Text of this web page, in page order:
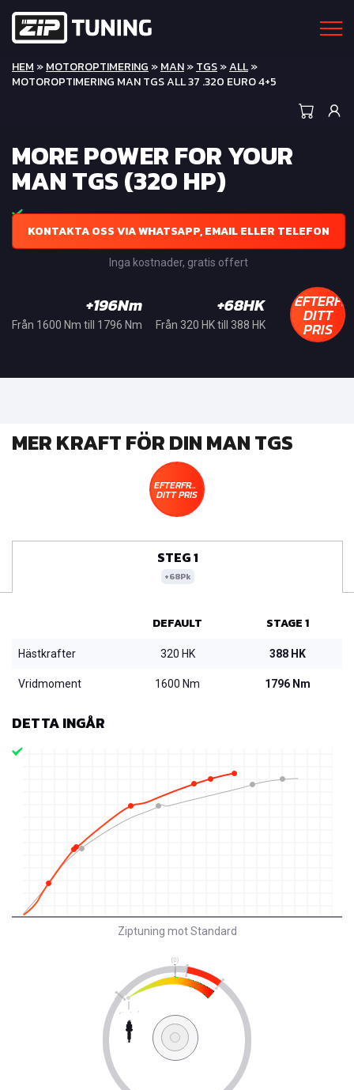
HEM »MOTOROPTIMERING »MAN»TGS»ALL»
MOTOROPTIMERING MAN TGS ALL 37 .320 EURO 4+5
MORE POWER FOR YOUR
MAN TGS (320 HP)
KONTAKTA OSS VIA WHATSAPP, EMAIL ELLER TELEFON
Inga kostnader, gratis offert
+196Nm
Från 1600 Nm till 1796 Nm
+68HK
Från 320 HK till 388 HK DITT
PRIS
MER KRAFT FÖR DIN MAN TGS
EFTERFRÅGA
DITT PRIS
STEG 1
+68Pk
DEFAULT STAGE 1
Hästkrafter 320 HK 388 HK
Vridmoment 1600 Nm 1796 Nm
DETTA INGÅR
Ziptuning mot Standard